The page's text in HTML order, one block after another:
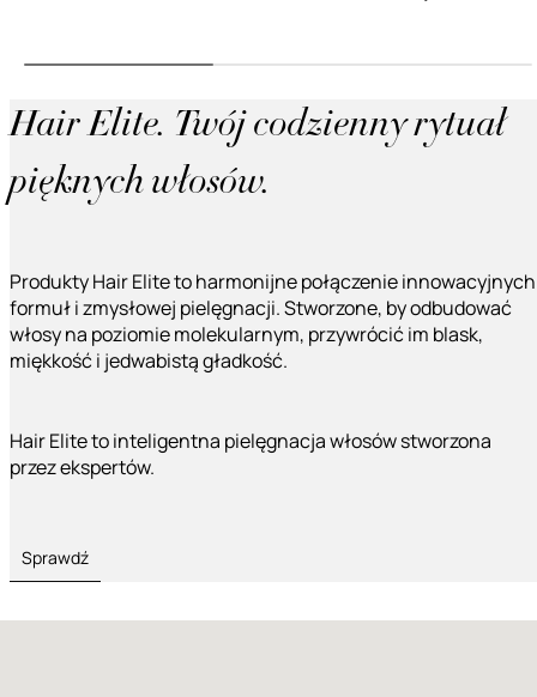
Hair Elite. Twój codzienny rytuał
pięknych włosów.
Produkty Hair Elite to harmonijne połączenie innowacyjnych
formuł i zmysłowej pielęgnacji. Stworzone, by odbudować
włosy na poziomie molekularnym, przywrócić im blask,
miękkość i jedwabistą gładkość.
Hair Elite to inteligentna pielęgnacja włosów stworzona
przez ekspertów.
Sprawdź